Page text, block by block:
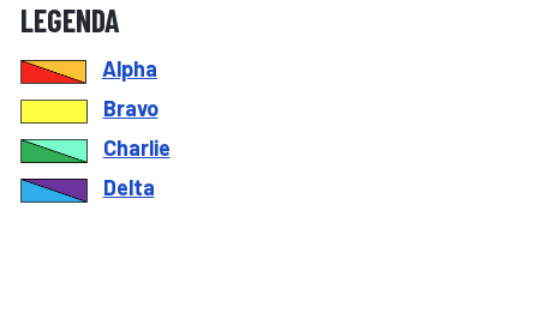
LEGENDA
Alpha
Bravo
Charlie
Delta